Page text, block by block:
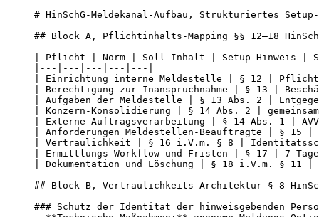
# HinSchG-Meldekanal-Aufbau, Strukturiertes Setup-
## Block A, Pflichtinhalts-Mapping §§ 12–18
| Pflicht | Norm | Soll-Inhalt | Setup-Hinweis |
|---|---|---|---|---|
| Einrichtung interne Meldestelle | § 12 | Pflicht
| Berechtigung zur Inanspruchnahme | § 13 |
| Aufgaben der Meldestelle | § 13 Abs. 2 |
| Konzern-Konsolidierung | § 14 Abs. 2 |
| Externe Auftragsverarbeitung | § 14 Abs. 1 |
| Anforderungen Meldestellen-Beauftragte | § 15 |
| Vertraulichkeit | § 16 i.V.m. § 8 |
| Ermittlungs-Workflow und Fristen | § 17 | 7
| Dokumentation und Löschung | § 18 i.V.m. § 11
## Block B, Vertraulichkeits-Architektur § 8
### Schutz der Identität der hinweisgebenden